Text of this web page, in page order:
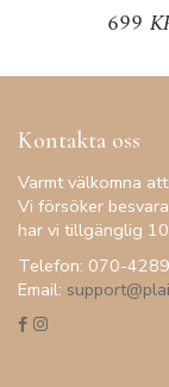
699
Kontakta oss
Varmt välkomna
Vi försöker
har vi tillgänglig
Telefon: 070-
Email: